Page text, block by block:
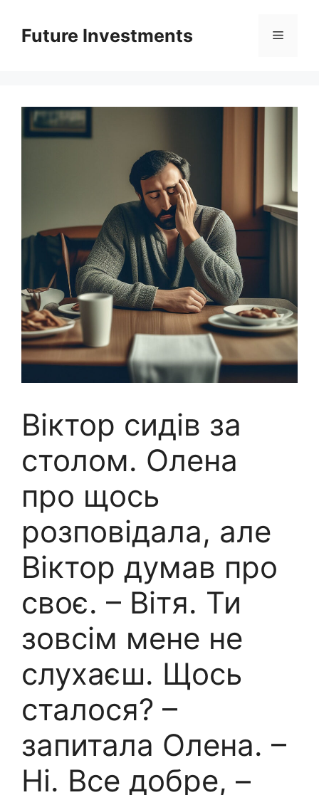
вмістуFuture Investments Меню
Віктор сидів за
столом. Олена
про щось
розповідала, але
Віктор думав про
своє. – Вітя. Ти
зовсім мене не
слухаєш. Щось
сталося? –
запитала Олена. –
Ні. Все добре, –